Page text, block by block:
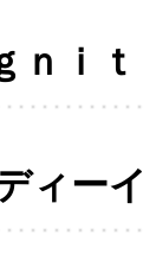
ｎｉ
ィー